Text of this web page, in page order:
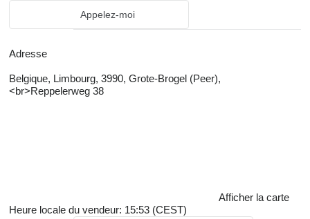
Appelez-moi
Adresse
Belgique, Limbourg, 3990, Grote-Brogel (Peer),
<br>Reppelerweg 38
Afficher la carte
Heure locale du vendeur: 15:53 (CEST)